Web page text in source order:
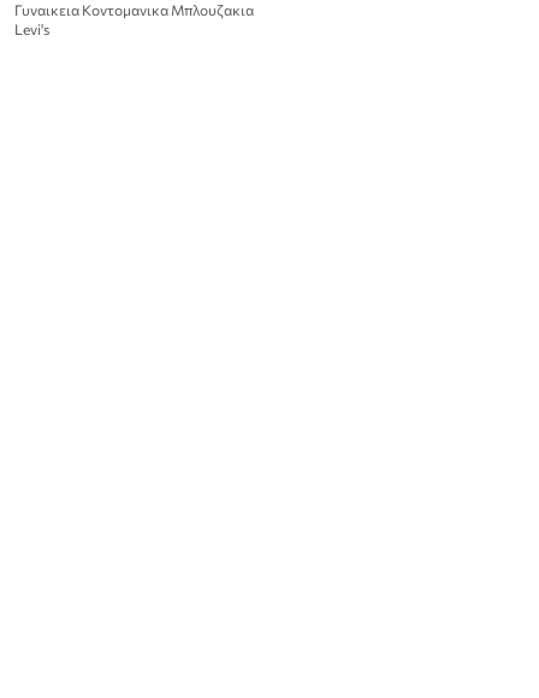
Γυναικεια Κοντομανικα Μπλουζακια
Levi's